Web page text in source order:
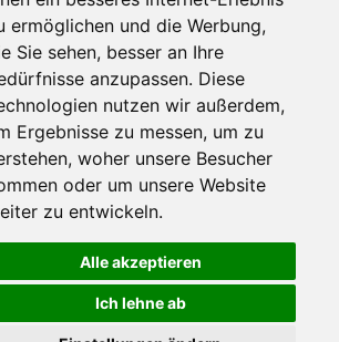
ermöglichen und die Werbung,
Sie sehen, besser an Ihre
anzupassen. Diese
nutzen wir außerdem,
Ergebnisse zu messen, um zu
woher unsere Besucher
oder um unsere Website
zu entwickeln.
Alle akzeptieren
Ich lehne ab
um Informationen auf Ihrem Computer zu speichern.
damit unsere Seite funktioniert, andere helfen uns dabei, das
Gewerbetreibende
Investoren
Medien
Facebook
Twitter
YouTube
Google+